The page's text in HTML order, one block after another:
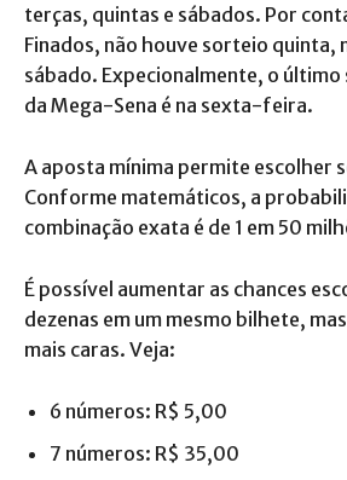
terças, quintas e sábados. Por
Finados, não houve sorteio quinta,
sábado. Expecionalmente, o último
da Mega-Sena é na sexta-feira.
A aposta mínima permite escolher
Conforme matemáticos, a
combinação exata é de 1 em 50
É possível aumentar as chances
dezenas em um mesmo bilhete,
mais caras. Veja:
6 números: R$ 5,00
7 números: R$ 35,00